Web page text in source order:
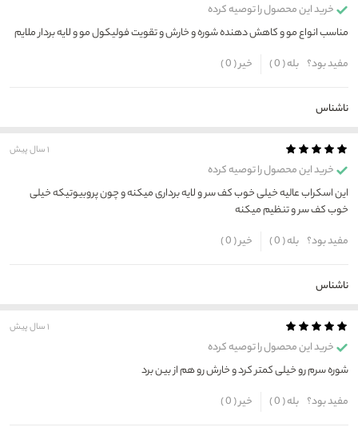
خرید این محصول را توصیه کرده
مناسب انواع مو و کاهش دهنده شوره و خارش و تقویت فولیکول مو و لایه بردار ملایم
مفید بود؟ بله ( 0
) خیر ( 0
)
ناشناس
۱ سال پیش
خرید این محصول را توصیه کرده
این اسکراب عالیه خیلی خوب کف سر و لایه برداری میکنه و چون پروبیوتیکه خیلی
خوب کف سر و تنظیم میکنه
مفید بود؟ بله ( 0
) خیر ( 0
)
ناشناس
۱ سال پیش
خرید این محصول را توصیه کرده
شوره سرم رو خیلی کمتر کرد و خارش رو هم از بین برد
مفید بود؟ بله ( 0
) خیر ( 0
)